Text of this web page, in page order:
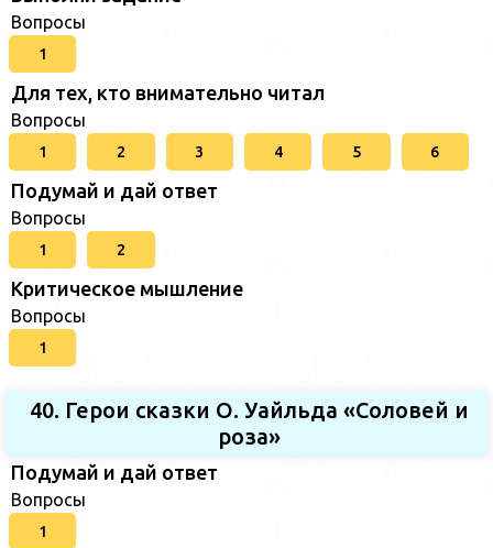
Вопросы
1
Для тех, кто внимательно читал
Вопросы
1 2 3 4 5 6
Подумай и дай ответ
Вопросы
1 2
Критическое мышление
Вопросы
1
40. Герои сказки О. Уайльда «Соловей и
роза»
Подумай и дай ответ
Вопросы
1